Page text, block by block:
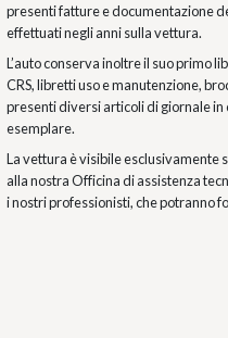
presenti fatture e documentazione
effettuati negli anni sulla vettura.
L’auto conserva inoltre il suo primo
CRS, libretti uso e manutenzione,
presenti diversi articoli di giornale
esemplare.
La vettura è visibile esclusivamente
alla nostra Officina di assistenza
i nostri professionisti, che potranno